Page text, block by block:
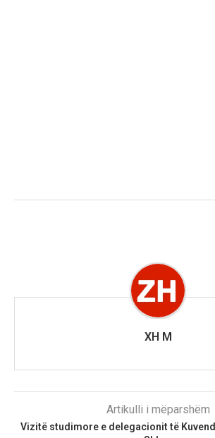
XH M
Artikulli i mëparshëm
Vizitë studimore e delegacionit të